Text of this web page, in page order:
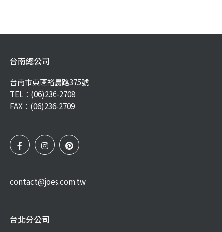
台南總公司
台南市東區裕農路375號
TEL： (06)236-2708
FAX：(06)236-2709
contact@joes.com.tw
台北分公司